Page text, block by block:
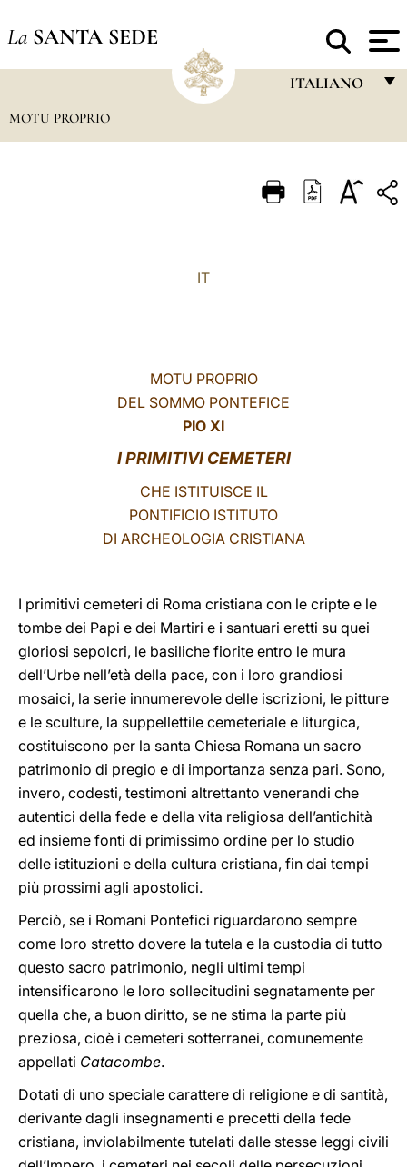
La SANTA SEDE
ITALIANO
ITALIANO
中文
MOTU PROPRIO
IT
MOTU PROPRIO
DEL SOMMO PONTEFICE
PIO XI
I PRIMITIVI CEMETERI
CHE ISTITUISCE IL
PONTIFICIO ISTITUTO
DI ARCHEOLOGIA CRISTIANA
I primitivi cemeteri di Roma cristiana con le cripte e le
tombe dei Papi e dei Martiri e i santuari eretti su quei
gloriosi sepolcri, le basiliche fiorite entro le mura
dell’Urbe nell’età della pace, con i loro grandiosi
mosaici, la serie innumerevole delle iscrizioni, le pitture
e le sculture, la suppellettile cemeteriale e liturgica,
costituiscono per la santa Chiesa Romana un sacro
patrimonio di pregio e di importanza senza pari. Sono,
invero, codesti, testimoni altrettanto venerandi che
autentici della fede e della vita religiosa dell’antichità
ed insieme fonti di primissimo ordine per lo studio
delle istituzioni e della cultura cristiana, fin dai tempi
più prossimi agli apostolici.
Perciò, se i Romani Pontefici riguardarono sempre
come loro stretto dovere la tutela e la custodia di tutto
questo sacro patrimonio, negli ultimi tempi
intensificarono le loro sollecitudini segnatamente per
quella che, a buon diritto, se ne stima la parte più
preziosa, cioè i cemeteri sotterranei, comunemente
appellati Catacombe.
Dotati di uno speciale carattere di religione e di santità,
derivante dagli insegnamenti e precetti della fede
cristiana, inviolabilmente tutelati dalle stesse leggi civili